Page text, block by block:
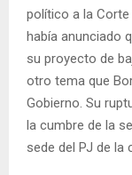
político a la Corte
había anunciado
su proyecto de
otro tema que
Gobierno. Su
la cumbre de la
sede del PJ de la